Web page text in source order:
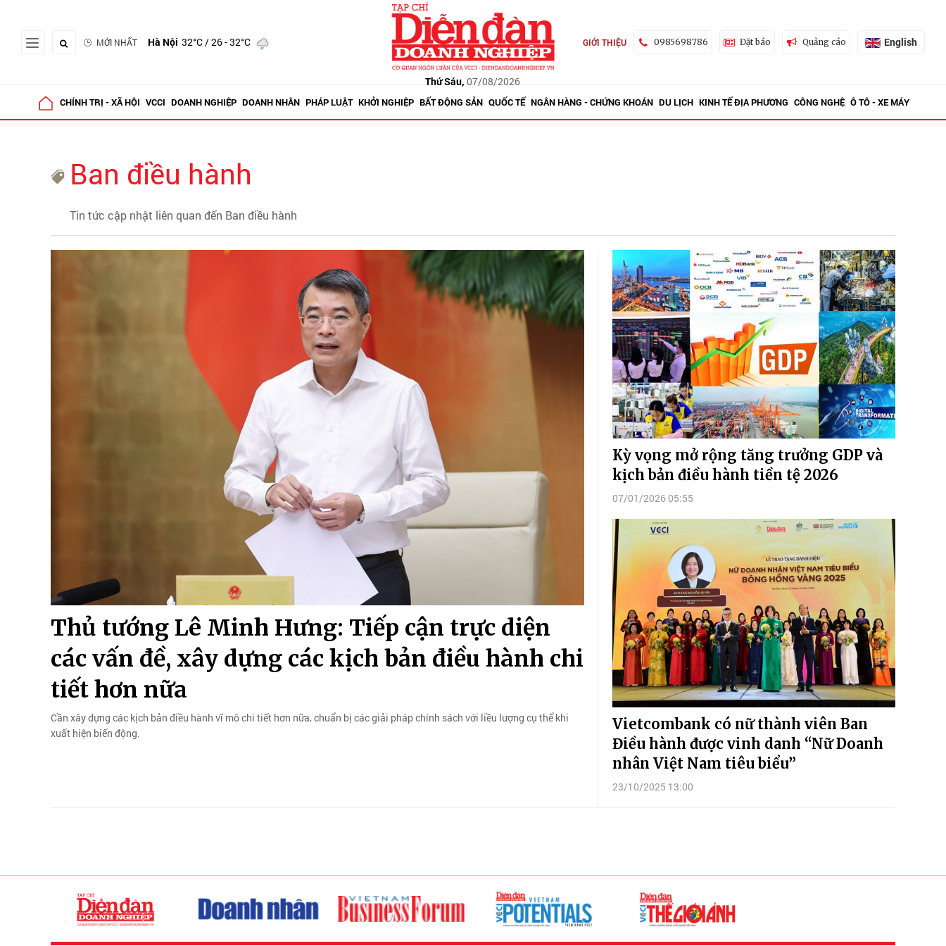
MỚI NHẤT Hà Nội 32°C/ 26 - 32°C
Thứ Sáu, 07/08/2026
GIỚI THIỆU 0985698786 Đặt báo Quảng cáo English
CHÍNH TRỊ - XÃ HỘI VCCI DOANH NGHIỆP DOANH NHÂN PHÁP LUẬT KHỞI NGHIỆP BẤT ĐỘNG SẢN QUỐC TẾ NGÂN HÀNG - CHỨNG KHOÁN DU LỊCH KINH TẾ ĐỊA PHƯƠNG CÔNG NGHỆ Ô TÔ - XE MÁY
Ban điều hành
Tin tức cập nhật liên quan đến Ban điều hành
Thủ tướng Lê Minh Hưng: Tiếp cận trực diện
các vấn đề, xây dựng các kịch bản điều hành chi
tiết hơn nữa
Cần xây dựng các kịch bản điều hành vĩ mô chi tiết hơn nữa, chuẩn bị các giải pháp chính sách với liều lượng cụ thể khi
xuất hiện biến động.
Kỳ vọng mở rộng tăng trưởng GDP và
kịch bản điều hành tiền tệ 2026
07/01/2026 05:55
Vietcombank có nữ thành viên Ban
Điều hành được vinh danh “Nữ Doanh
nhân Việt Nam tiêu biểu”
23/10/2025 13:00